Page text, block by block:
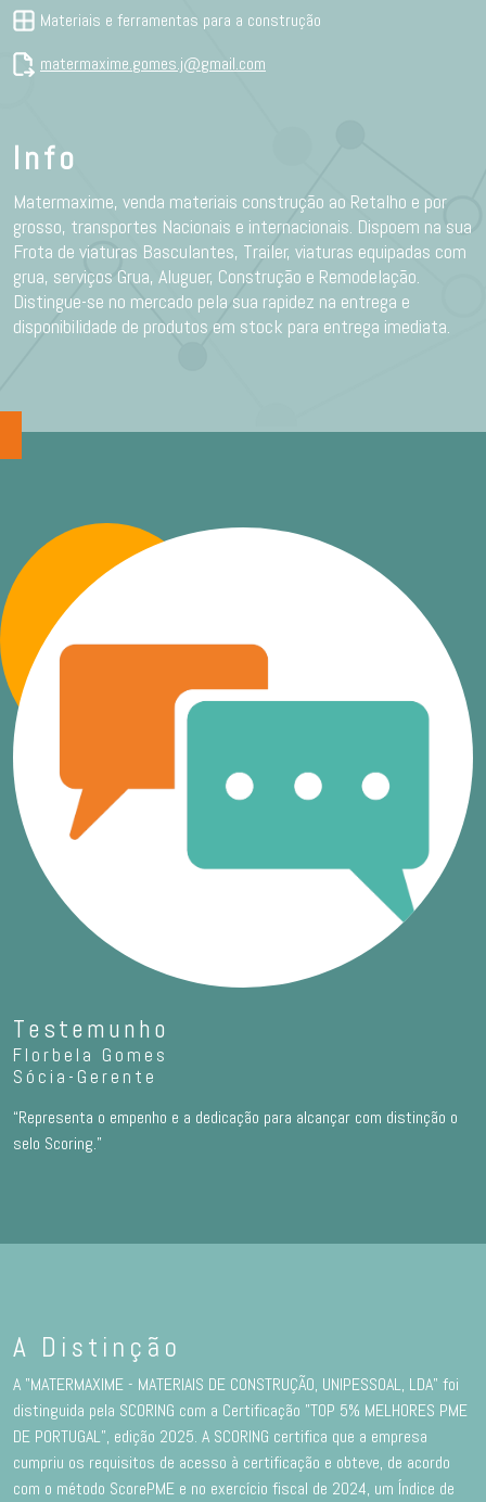
Materiais e ferramentas para a construção
matermaxime.gomes.j@gmail.com
Info
Matermaxime, venda materiais construção ao Retalho e por
grosso, transportes Nacionais e internacionais. Dispoem na sua
Frota de viaturas Basculantes, Trailer, viaturas equipadas com
grua, serviços Grua, Aluguer, Construção e Remodelação.
Distingue-se no mercado pela sua rapidez na entrega e
disponibilidade de produtos em stock para entrega imediata.
Testemunho
Florbela Gomes
Sócia-Gerente
“Representa o empenho e a dedicação para alcançar com distinção o
selo Scoring.”
A Distinção
A "MATERMAXIME - MATERIAIS DE CONSTRUÇÃO, UNIPESSOAL, LDA" foi
distinguida pela SCORING com a Certificação "TOP 5% MELHORES PME
DE PORTUGAL”, edição 2025. A SCORING certifica que a empresa
cumpriu os requisitos de acesso à certificação e obteve, de acordo
com o método ScorePME e no exercício fiscal de 2024, um Índice de